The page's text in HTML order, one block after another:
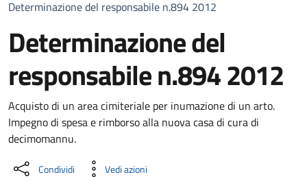
Determinazione del responsabile n.894 2012
Determinazione del
responsabile n.894 2012
Dettaglio del documento
Acquisto di un area cimiteriale per inumazione di un arto.
Impegno di spesa e rimborso alla nuova casa di cura di
decimomannu.
Condividi Vedi azioni